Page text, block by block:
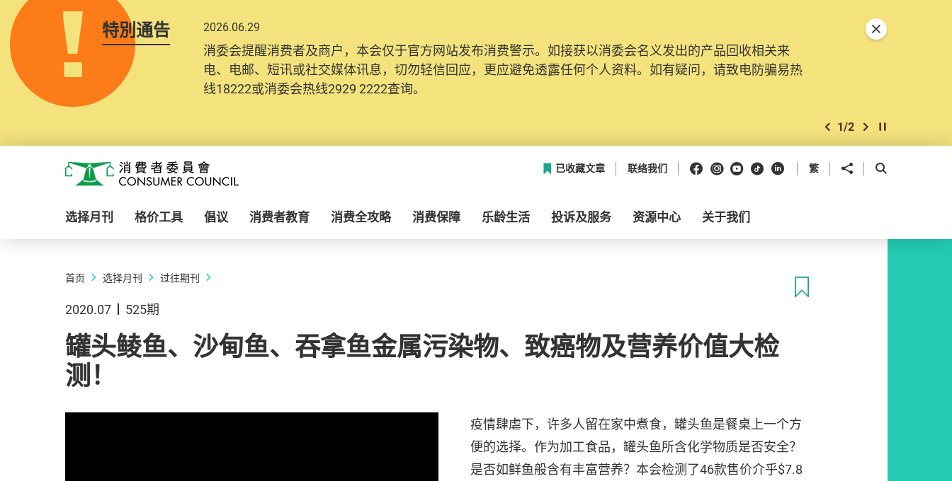
特別通告 2026.06.29
消委会提醒消费者及商户，本会仅于官方网站发布消费警示。如接获以消委会名义发出的产品回收相关来
电、电邮、短讯或社交媒体讯息，切勿轻信回应，更应避免透露任何个人资料。如有疑问，请致电防骗易热
线18222或消委会热线2929 2222查询。
上一个
1/2 下一个开始/暂停幻灯
关闭特別通告
消费者委员会
已收藏文章 联络我们 Facebook
Instagram
Youtube
抖音领英 繁 分享到 开启搜寻框
选择月刊 格价工具 倡议 消费者教育 消费全攻略 消费保障 乐龄生活 投诉及服务 资源中心 关于我们
首页 选择月刊 过往期刊
2020.07 525期
罐头鲮鱼、沙甸鱼、吞拿鱼金属污染物、致癌物及营养价值大检
测！
疫情肆虐下，许多人留在家中煮食，罐头鱼是餐桌上一个方
便的选择。作为加工食品，罐头鱼所含化学物质是否安全？
是否如鲜鱼般含有丰富营养？本会检测了46款售价介乎$7.8